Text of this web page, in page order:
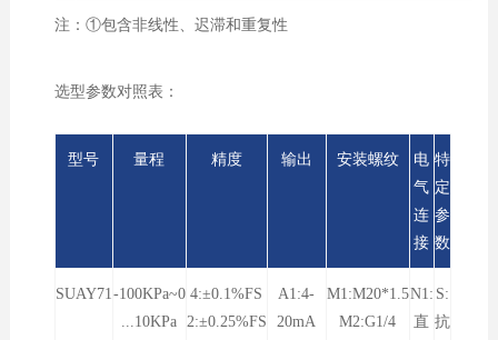
注：①包含非线性、迟滞和重复性
选型参数对照表：
型号 量程 精度 输出 安装螺纹
电
气
连
接
特
定
参
数
SUAY71-100KPa~0
...10KPa
4:±0.1%FS
2:±0.25%FS
A1:4-
20mA
M1:M20*1.5
M2:G1/4
N1:
直
S:
抗